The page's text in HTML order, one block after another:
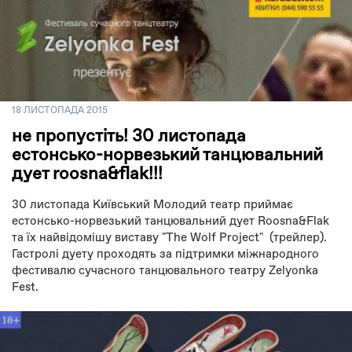
18 ЛИСТОПАДА 2015
не пропустіть! 30 листопада
естонсько-норвезький танцювальний
дует roosna&flak!!!
30 листопада Київський Молодий театр приймає
естонсько-норвезький танцювальний дует Roosna&Flak
та їх найвідомішу виставу "The Wolf Project" (трейлер).
Гастролі дуету проходять за підтримки міжнародного
фестивалю сучасного танцювального театру Zelyonka
Fest.